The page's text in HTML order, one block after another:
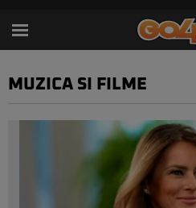
MUZICA SI FILME